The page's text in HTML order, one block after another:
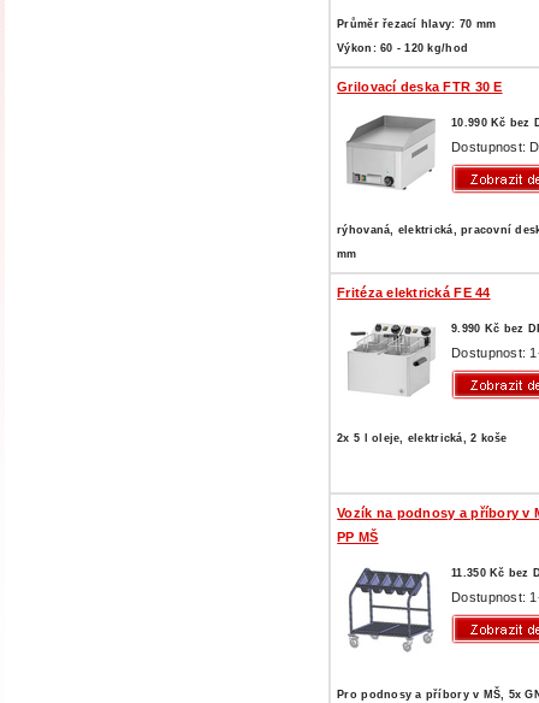
Průměr řezací hlavy: 70 mm
Výkon: 60 - 120 kg/hod
Grilovací deska FTR 30 E
10.990 Kč bez
Dostupnost:
rýhovaná, elektrická, pracovní
mm
Fritéza elektrická FE 44
9.990 Kč bez
Dostupnost:
2x 5 l oleje, elektrická, 2 koše
Vozík na podnosy a příbory v
PP MŠ
11.350 Kč bez
Dostupnost:
Pro podnosy a příbory v MŠ, 5x